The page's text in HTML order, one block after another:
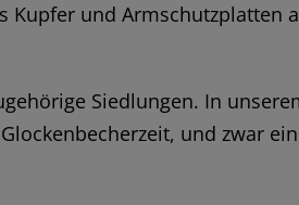
Kupfer und Armschutzplatten
Siedlungen. In
und zwar